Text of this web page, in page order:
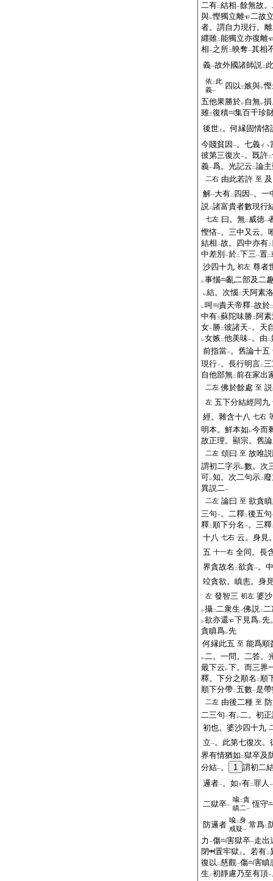
二有二結相一餘無故
與レ慳獨立離
二故
者。謂自力現行。
纒雖二能獨立亦復離
相一之所二映奪一其相
義一故外國諸師説二
依二 此
義一
四以三嫉與レ
五他果勝於レ自無レ
雖三復積
集百千珍
後世 上 。何縁固情悋
今賤貧因 一。七義イヽ
彼第三復次一。既許二
義一爲。光記云 二論
二右 由此若許 至
解一大有二 四因 一。一
説二諸富貴者數現行
七左 曰。無二 威徳一
慳悋一。三中又云。
結相一故。四中亦有二
中差別 一於二下三一置二
沙四十九 初左 尊者
レ事惱 亂二部及二
レ結。次惱二 天阿素洛
レ呵 責天帝釋一故於二
中有三蘇陀味勝二 阿
女一勝二彼諸天一。天
レ女嫉二他美味一。由 二
前指當一。舊論十五
現行一。長行明言二
自他部無二前在家出
二左 佛於餘處 至
左 五下分結經同九
經。雜含十八 七右
明本。鮮本如 レ今而
故正理。顯宗。舊
二左 頌曰 至 故唯
謂初二字示レ數。次
可レ知。次二句示二
異説二一
二左 論曰 至 欲貪
三句一。二釋二後五句
釋二 順下分名 一。三釋
十八 七右 云。身見
五 十一右 全同。長
界貪故名 二欲貪一。
竝貪欲。瞋恚。身
左 發智三 初左 婆
レ攝二二衆生一佛説二二
レ欲亦還 下見爲レ先
貪瞋爲レ先
何縁此五 至 能爲
レ二。一問。二答。
最下云 レ下。而三界
釋。下分之順名 二 順
順下分帶二五數一是
二左 由後二種 至
二三句一有レ二。初
初也。婆沙四十九
立一。此第七復次。
界有情猶如 二獄卒及
分結一。 1 謂初二
邏者一。如下有二罪人 一
二獄卒一
喩二貪
瞋二一
恆守
防邏者 喩二身
戒疑一
常爲二
力 一傷 害獄卒一走出
閉
置牢獄 上 。若有二
復以 二慈觀一傷
害瞋
生 二初靜慮乃至有頂一